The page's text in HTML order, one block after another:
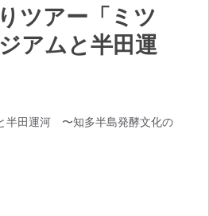
ツアー「ミツ
アムと半田運
半田運河 〜知多半島発酵文化の